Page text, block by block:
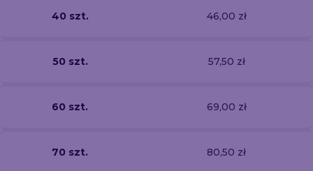
40 szt. 46,00 zł
50 szt. 57,50 zł
60 szt. 69,00 zł
70 szt. 80,50 zł